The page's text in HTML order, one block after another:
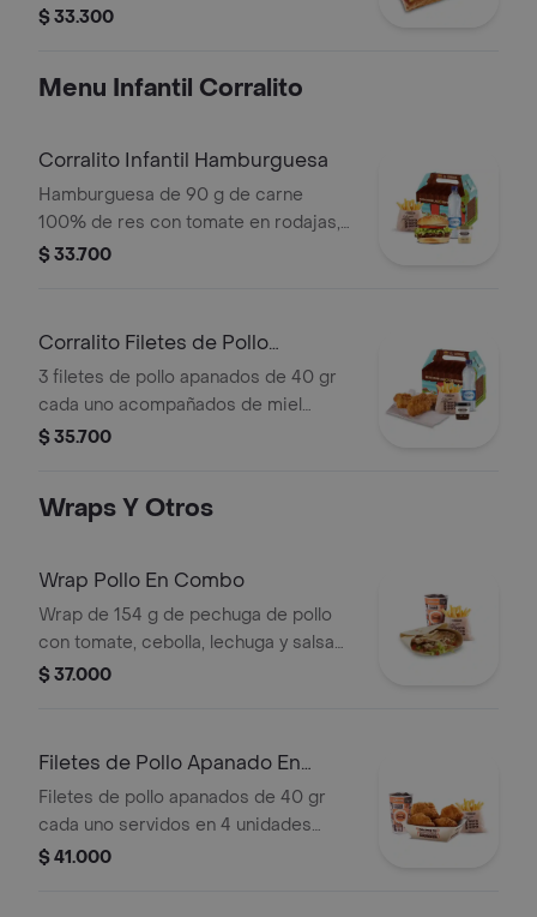
tocineta picada, papa callejera,
bebida PET
$ 33.300
Menu Infantil Corralito
Corralito Infantil Hamburguesa
Hamburguesa de 90 g de carne
100% de res con tomate en rodajas,
lechuga en julianas, salsa blanca y
60 g
$ 33.700
Corralito Filetes de Pollo
Apanados
3 filetes de pollo apanados de 40 gr
cada uno acompañados de miel
mostaza con papas Corral medianas,
$ 35.700
Wraps Y Otros
Wrap Pollo En Combo
Wrap de 154 g de pechuga de pollo
con tomate, cebolla, lechuga y salsa
blanca + papas medianas (corral o en
$ 37.000
Filetes de Pollo Apanado En
Combo
Filetes de pollo apanados de 40 gr
cada uno servidos en 4 unidades
acompañados de miel mostaza +
$ 41.000